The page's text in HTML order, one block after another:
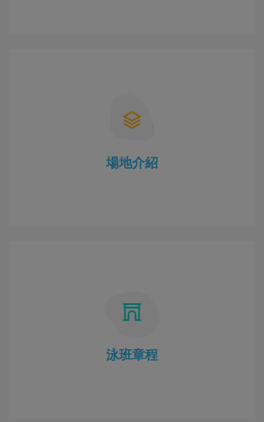
場地介紹
泳班章程